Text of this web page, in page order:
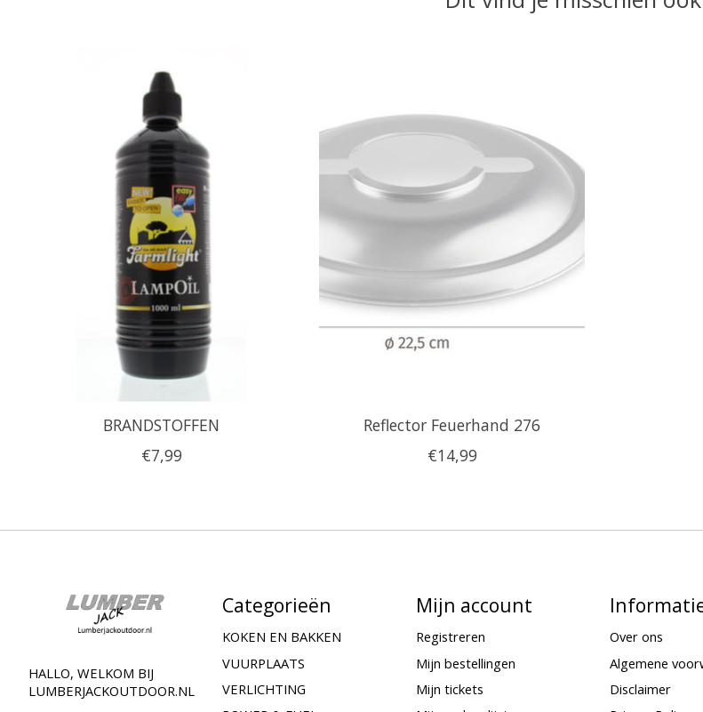
BRANDSTOFFEN
€7,99
Reflector Feuerhand 276
€14,99
HALLO, WELKOM BIJ
LUMBERJACKOUTDOOR.NL
Categorieën
KOKEN EN BAKKEN
VUURPLAATS
VERLICHTING
Mijn account
Registreren
Mijn bestellingen
Mijn tickets
Over ons
Algemene
Disclaimer